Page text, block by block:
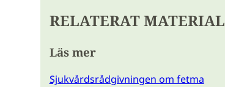
RELATERAT MATERIAL
Läs mer
Sjukvårdsrådgivningen om fetma